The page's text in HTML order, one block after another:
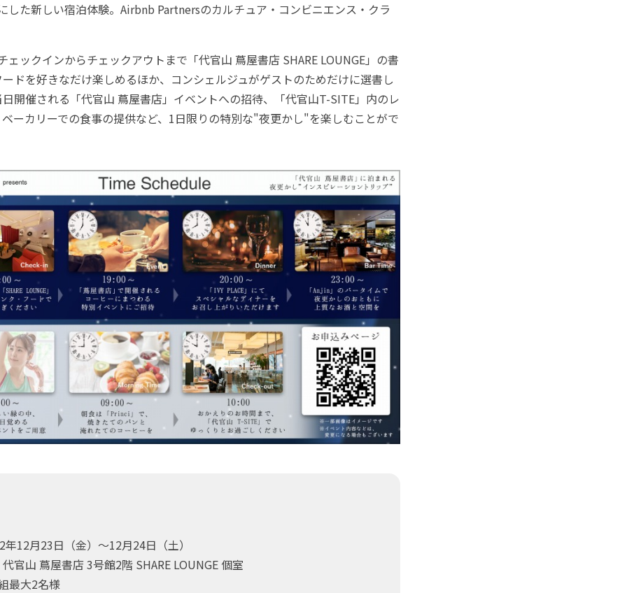
した新しい宿泊体験。Airbnb Partnersのカルチュア・コンビニエンス・クラ
ックインからチェックアウトまで「代官山 蔦屋書店 SHARE LOUNGE」の書
ドを好きなだけ楽しめるほか、コンシェルジュがゲストのためだけに選書し
開催される「代官山 蔦屋書店」イベントへの招待、「代官山T-SITE」内のレ
ーカリーでの食事の提供など、1日限りの特別な"夜更かし"を楽しむことがで
12月23日（金）～12月24日（土）
官山 蔦屋書店 3号館2階 SHARE LOUNGE 個室
最大2名様